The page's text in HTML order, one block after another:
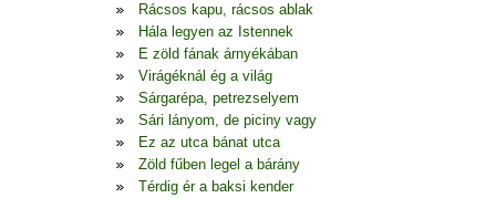
Rácsos kapu, rácsos ablak
Hála legyen az Istennek
E zöld fának árnyékában
Virágéknál ég a világ
Sárgarépa, petrezselyem
Sári lányom, de piciny vagy
Ez az utca bánat utca
Zöld fűben legel a bárány
Térdig ér a baksi kender